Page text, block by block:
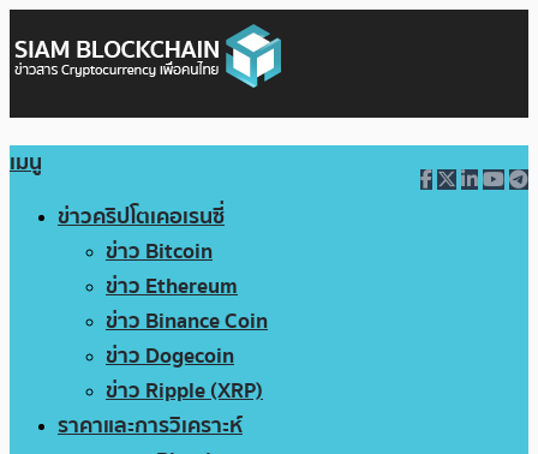
เมนู
ข่าวคริปโตเคอเรนซี่
ข่าว Bitcoin
ข่าว Ethereum
ข่าว Binance Coin
ข่าว Dogecoin
ข่าว Ripple (XRP)
ราคาและการวิเคราะห์